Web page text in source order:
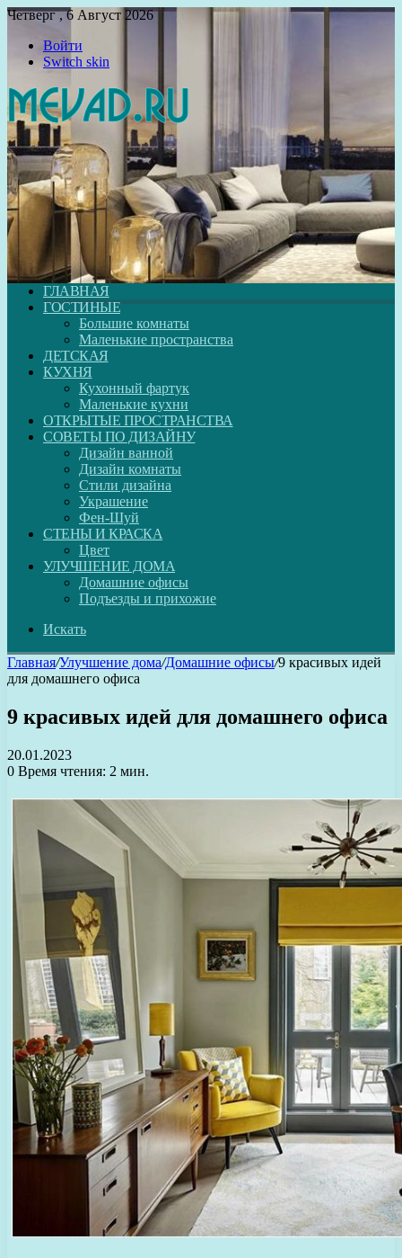
Четверг , 6 Август 2026
Войти
Switch skin
ГЛАВНАЯ
ГОСТИНЫЕ
Большие комнаты
Маленькие пространства
ДЕТСКАЯ
КУХНЯ
Кухонный фартук
Маленькие кухни
ОТКРЫТЫЕ ПРОСТРАНСТВА
СОВЕТЫ ПО ДИЗАЙНУ
Дизайн ванной
Дизайн комнаты
Стили дизайна
Украшение
Фен-Шуй
СТЕНЫ И КРАСКА
Цвет
УЛУЧШЕНИЕ ДОМА
Домашние офисы
Подъезды и прихожие
Искать
Главная/Улучшение дома/Домашние офисы/9 красивых идей
для домашнего офиса
9 красивых идей для домашнего офиса
20.01.2023
0 Время чтения: 2 мин.